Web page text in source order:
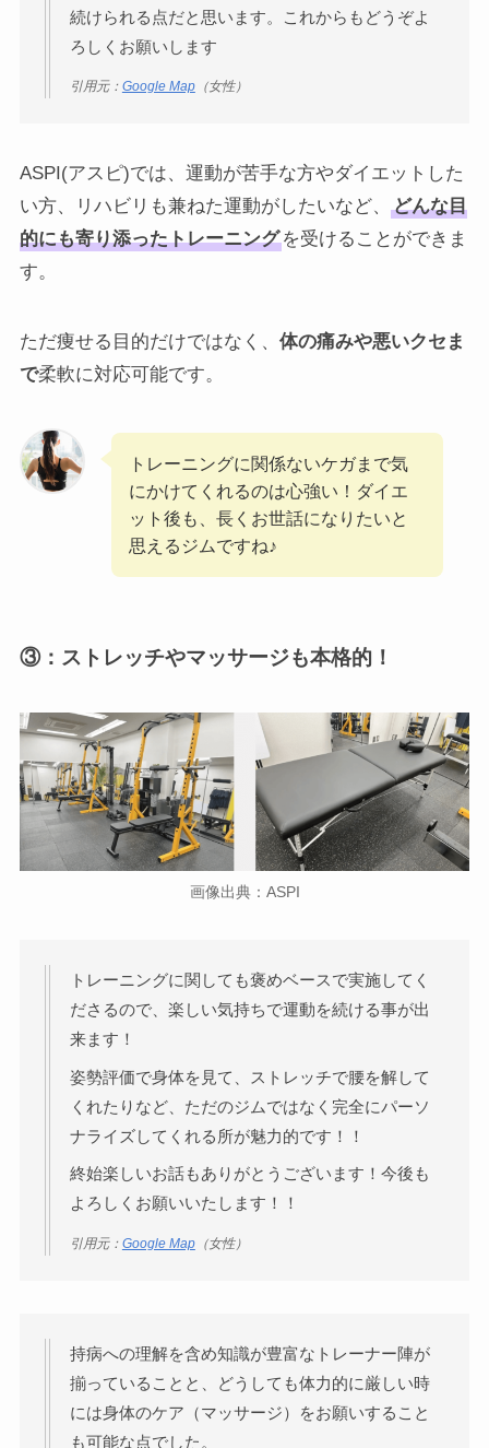
続けられる点だと思います。これからもどうぞよ
ろしくお願いします
引用元： Google Map（女性）
ASPI(アスピ)では、運動が苦手な方やダイエットした
い方、リハビリも兼ねた運動がしたいなど、
どんな目
的にも寄り添ったトレーニングを受けることができま
す。
ただ痩せる目的だけではなく、 体の痛みや悪いクセま
で柔軟に対応可能です。
トレーニングに関係ないケガまで気
にかけてくれるのは心強い！ダイエ
ット後も、長くお世話になりたいと
思えるジムですね♪
③：ストレッチやマッサージも本格的！
画像出典：ASPI
トレーニングに関しても褒めベースで実施してく
ださるので、楽しい気持ちで運動を続ける事が出
来ます！
姿勢評価で身体を見て、ストレッチで腰を解して
くれたりなど、ただのジムではなく完全にパーソ
ナライズしてくれる所が魅力的です！！
終始楽しいお話もありがとうございます！今後も
よろしくお願いいたします！！
引用元： Google Map（女性）
持病への理解を含め知識が豊富なトレーナー陣が
揃っていることと、どうしても体力的に厳しい時
には身体のケア（マッサージ）をお願いすること
も可能な点でした。